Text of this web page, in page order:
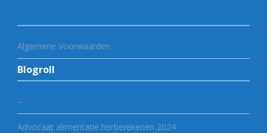
Algemene Voorwaarden
Blogroll
–
Advocaat alimentatie herberekenen 2024